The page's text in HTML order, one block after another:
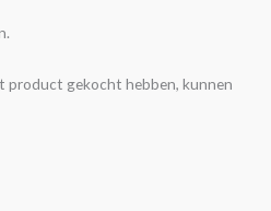
product gekocht hebben, kunnen